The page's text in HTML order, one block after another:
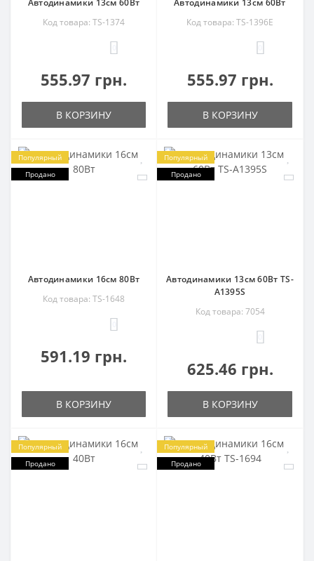
Код товара: TS-1374
555.97 грн.
В КОРЗИНУ
Код товара: TS-1396E
555.97 грн.
В КОРЗИНУ
Популярный
Продано
Автодинамики 16см 80Вт
Код товара: TS-1648
591.19 грн.
В КОРЗИНУ
Популярный
Продано
Автодинамики 13см 60Вт TS-
A1395S
Код товара: 7054
625.46 грн.
В КОРЗИНУ
Популярный
Продано
Популярный
Продано